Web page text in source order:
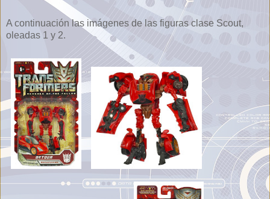
A continuación las imágenes de las figuras clase Scout,
oleadas 1 y 2.